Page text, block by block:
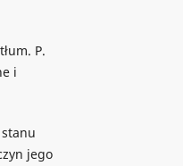
P.
i
jego